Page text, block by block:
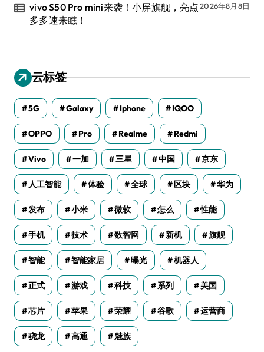
vivo S50 Pro mini来袭！小屏旗舰，亮点
多多速来瞧！
2026年8月8日
云标签
5G Galaxy Iphone IQOO
OPPO Pro Realme Redmi
Vivo 一加 三星 中国 京东
人工智能 体验 全球 区块 华为
发布 小米 微软 怎么 性能
手机 技术 数智网 新机 旗舰
智能 智能家居 曝光 机器人
正式 游戏 科技 系列 美国
芯片 苹果 荣耀 谷歌 运营商
骁龙 高通 魅族